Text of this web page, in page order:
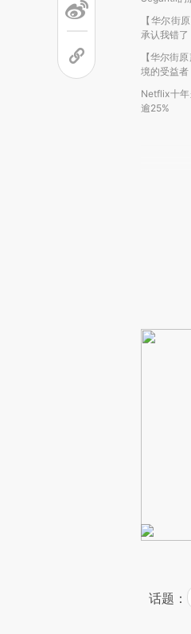
【华尔街
承认我错了
【华尔街
境的受益者
Netflix十
逾25%
话题：